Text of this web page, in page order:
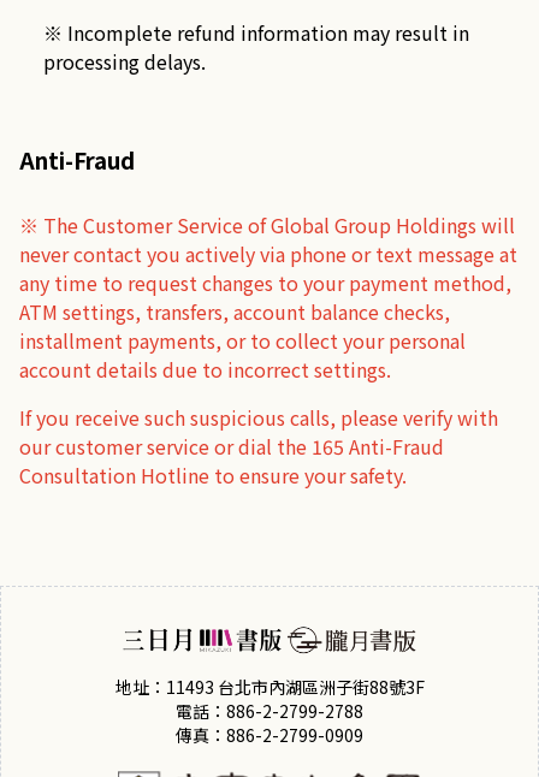
※ Incomplete refund information may result in
processing delays.
Anti-Fraud
※ The Customer Service of Global Group Holdings will
never contact you actively via phone or text message at
any time to request changes to your payment method,
ATM settings, transfers, account balance checks,
installment payments, or to collect your personal
account details due to incorrect settings.
If you receive such suspicious calls, please verify with
our customer service or dial the 165 Anti-Fraud
Consultation Hotline to ensure your safety.
地址：11493 台北市內湖區洲子街88號3F
電話：886-2-2799-2788
傳真：886-2-2799-0909